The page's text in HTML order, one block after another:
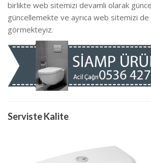
birlikte web sitemizi devamlı olarak
güncellemekte ve ayrıca web sitemizi
görmekteyiz.
Serviste Kalite